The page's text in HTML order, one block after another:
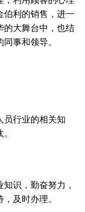
伯利的销售，进一
的大舞台中，也结
事和领导。
员行业的相关知
识，勤奋努力，
及时办理。